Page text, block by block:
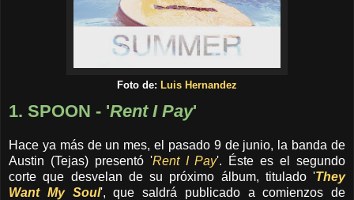
Foto de: Luis Hernandez
1. SPOON - 'Rent I Pay'
Hace ya más de un mes, el pasado 9 de junio, la banda de
Austin (Tejas) presentó 'Rent I Pay'. Éste es el segundo
corte que desvelan de su próximo álbum, titulado 'They
Want My Soul', que saldrá publicado a comienzos de